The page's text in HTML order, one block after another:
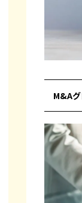
M&A